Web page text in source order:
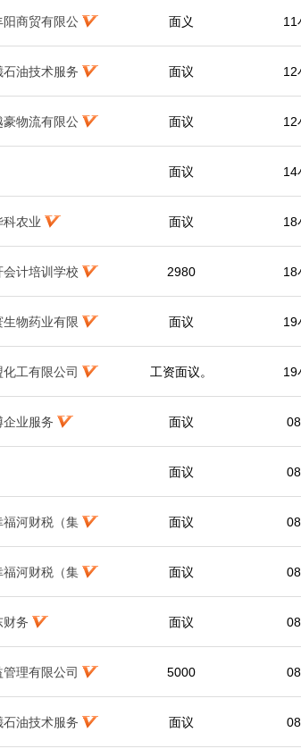
阳商贸有限公 面义 11
石油技术服务 面议 12
豪物流有限公 面议 12
面议 14
科农业 面议 18
会计培训学校 2980 18
生物药业有限 面议 19
工有限公司 工资面议。 19
企业服务 面议
面议
福河财税（集 面议
福河财税（集 面议
财务 面议
理有限公司 5000
石油技术服务 面议